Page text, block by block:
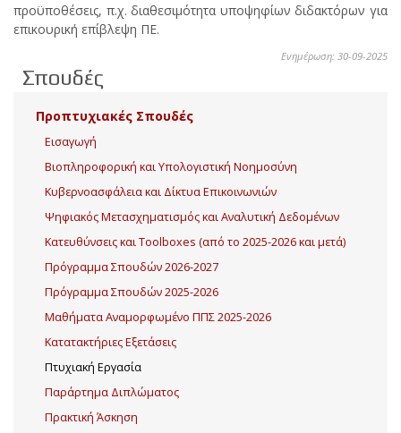
προϋποθέσεις, π.χ. διαθεσιμότητα υποψηφίων διδακτόρων για
επικουρική επίβλεψη ΠΕ.
Ενημέρωση: 30-09-2025
Σπουδές
Προπτυχιακές Σπουδές
Εισαγωγή
Βιοπληροφορική και Υπολογιστική Νοημοσύνη
Κυβερνοασφάλεια και Δίκτυα Επικοινωνιών
Ψηφιακός Μετασχηματισμός και Αναλυτική Δεδομένων
Κατευθύνσεις και Toolboxes (από το 2025-2026 και μετά)
Πρόγραμμα Σπουδών 2026-2027
Πρόγραμμα Σπουδών 2025-2026
Μαθήματα Αναμορφωμένο ΠΠΣ 2025-2026
Κατατακτήριες Εξετάσεις
Πτυχιακή Εργασία
Παράρτημα Διπλώματος
Πρακτική Άσκηση